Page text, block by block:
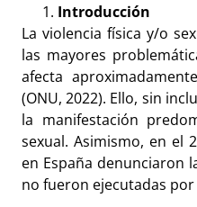
Introducción
La violencia física y/o
las mayores
afecta
(ONU, 2022). Ello, sin
la manifestación
sexual. Asimismo, en el
en España denunciaron
no fueron ejecutadas por